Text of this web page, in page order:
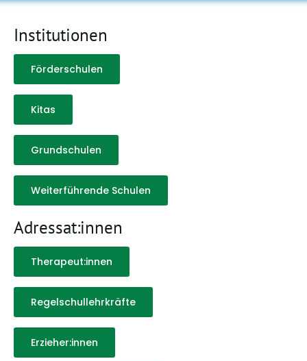
Institutionen
Förderschulen
Kitas
Grundschulen
Weiterführende Schulen
Adressat:innen
Therapeut:innen
Regelschullehrkräfte
Erzieher:innen